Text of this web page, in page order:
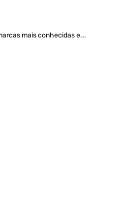
mais conhecidas e...